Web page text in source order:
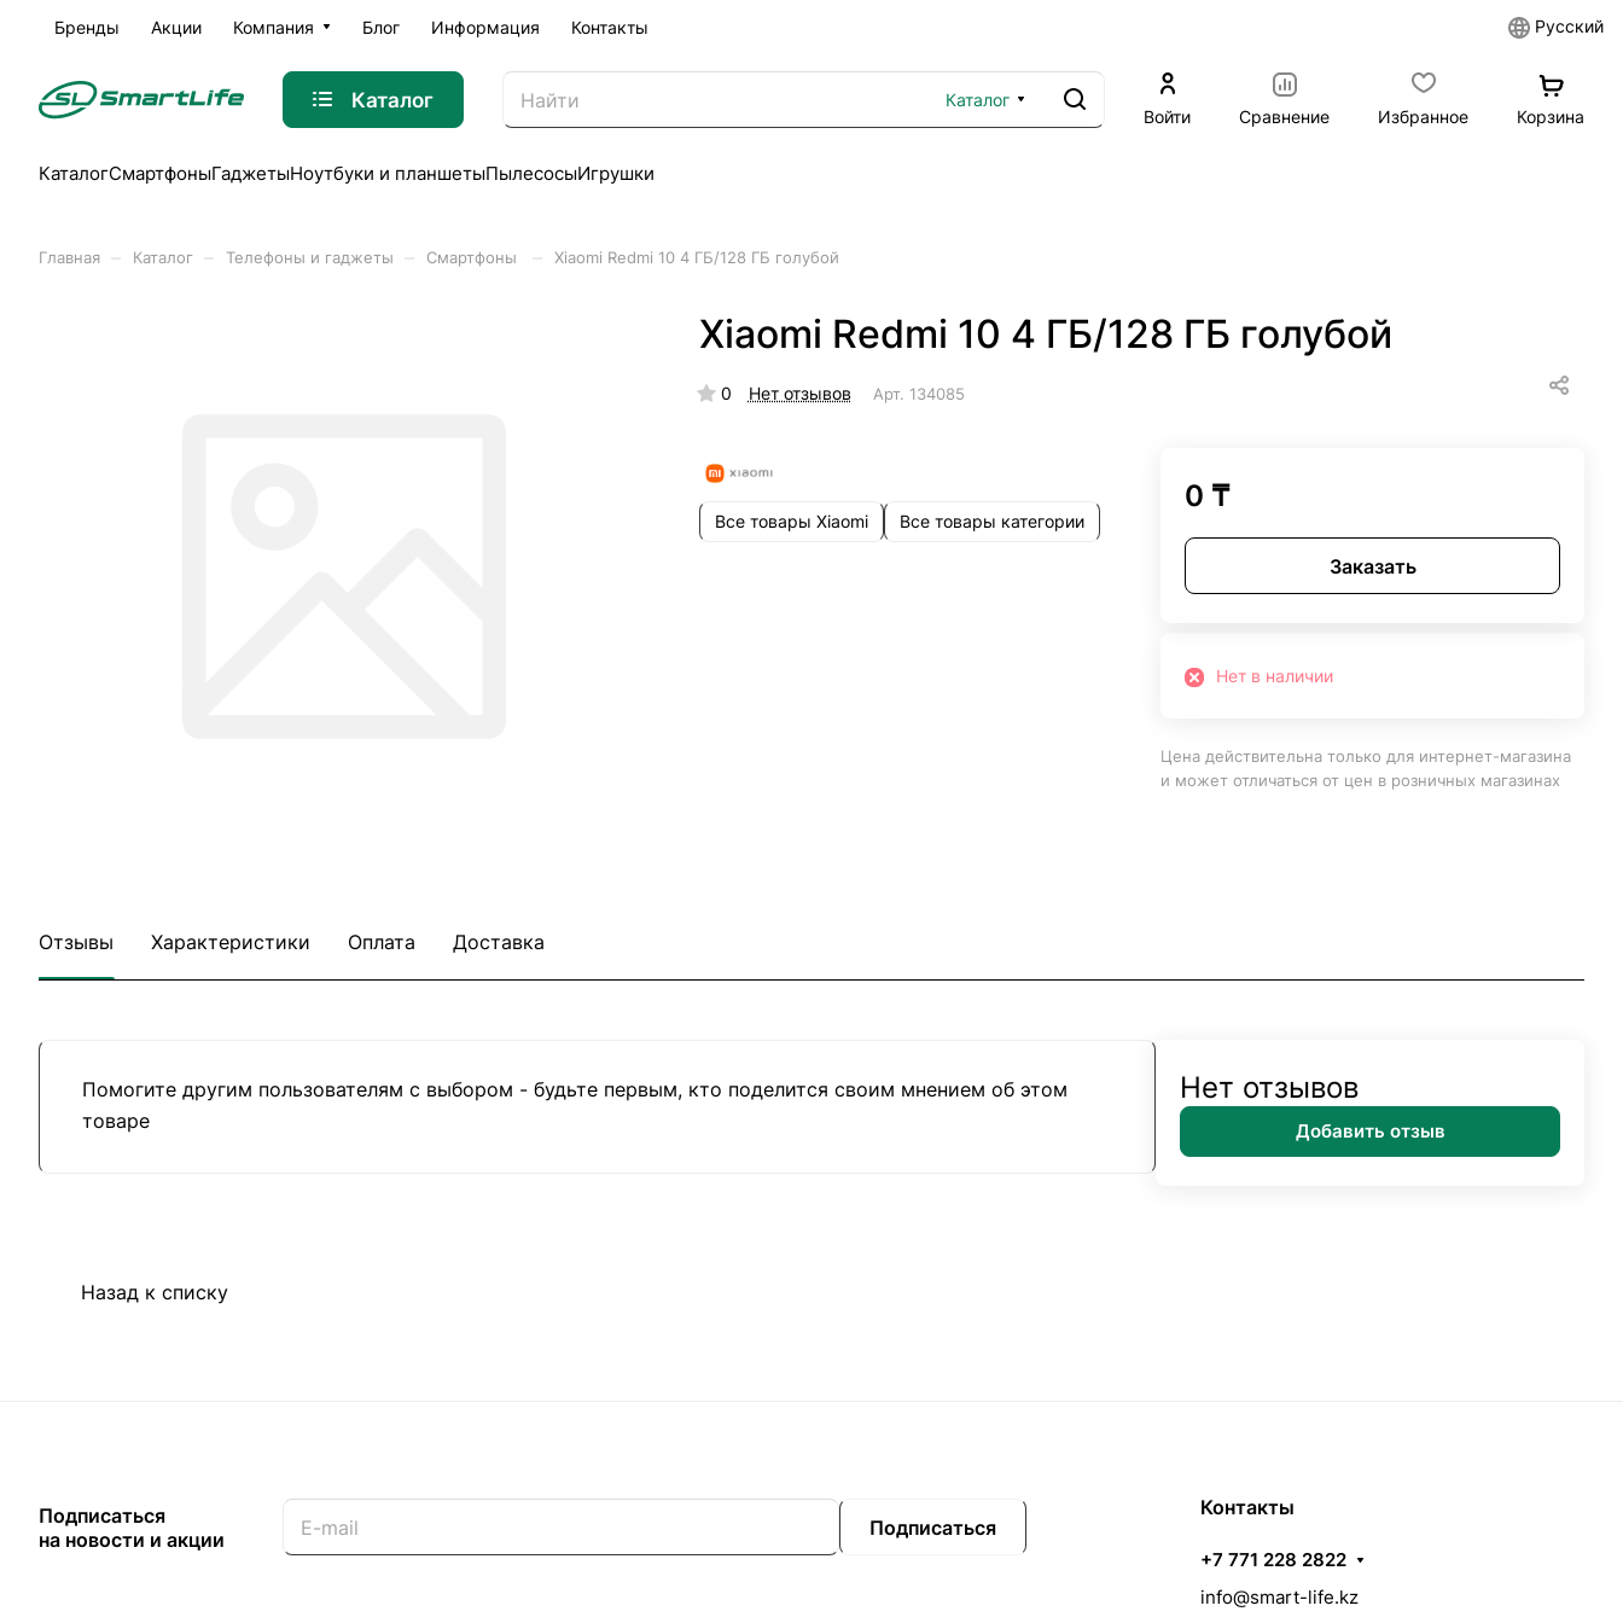
Бренды Акции Компания Блог Информация Контакты Русский
Каталог
Каталог
Войти
Сравнение Избранное Корзина
КаталогСмартфоныГаджетыНоутбуки и планшетыПылесосыИгрушки
Главная Каталог Телефоны и гаджеты Смартфоны Xiaomi Redmi 10 4 ГБ/128 ГБ голубой
Xiaomi Redmi 10 4 ГБ/128 ГБ голубой
0 Нет отзывов Арт. 134085
Все товары Xiaomi Все товары категории
0 ₸
Заказать
Нет в наличии
Цена действительна только для интернет-магазина
и может отличаться от цен в розничных магазинах
Отзывы Характеристики Оплата Доставка
Помогите другим пользователям с выбором - будьте первым, кто поделится своим мнением об этом
товаре
Нет отзывов
Добавить отзыв
Назад к списку
Подписаться
на новости и акции
Подписаться
Контакты
+7 771 228 2822
info@smart-life.kz